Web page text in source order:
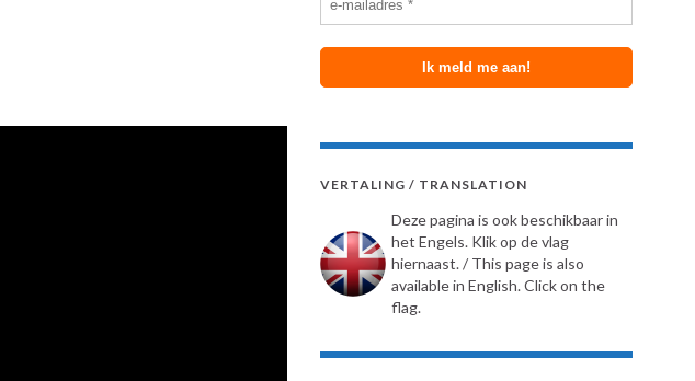
VERTALING / TRANSLATION
Deze pagina is ook beschikbaar in
het Engels. Klik op de vlag
hiernaast. / This page is also
available in English. Click on the
flag.